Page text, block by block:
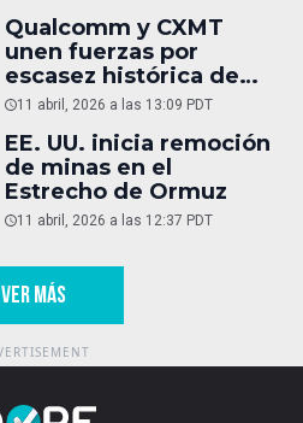
Qualcomm y CXMT
unen fuerzas por
escasez histórica de
DRAM
11 abril, 2026 a las 13:09 PDT
EE. UU. inicia remoción
de minas en el
Estrecho de Ormuz
11 abril, 2026 a las 12:37 PDT
VER MÁS